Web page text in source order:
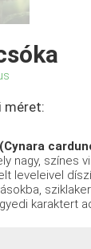
méret:
nagy, színes
leveleivel
karaktert